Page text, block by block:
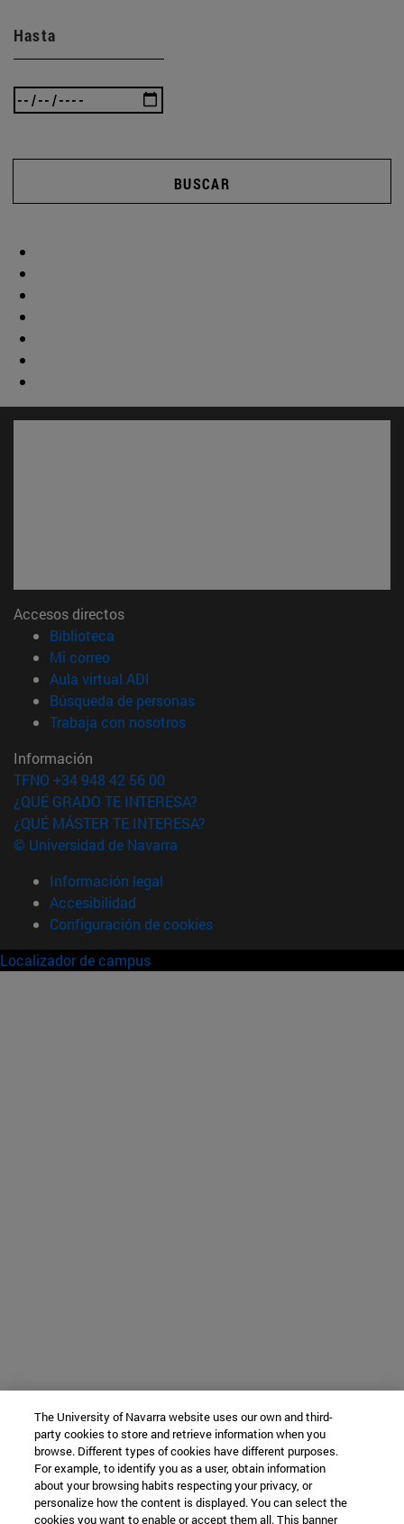
Hasta
BUSCAR
Accesos directos
Biblioteca
Mi correo(abre en nueva ventana)
Aula virtual ADI
Búsqueda de personas(abre en nueva ventana)
Trabaja con nosotros(abre en nueva ventana)
Información
TFNO +34 948 42 56 00
¿QUÉ GRADO TE INTERESA?
¿QUÉ MÁSTER TE INTERESA?
© Universidad de Navarra
Información legal
Accesibilidad
Configuración de cookies
Localizador de campus
The University of Navarra website uses our own and third-
party cookies to store and retrieve information when you
browse. Different types of cookies have different purposes.
For example, to identify you as a user, obtain information
about your browsing habits respecting your privacy, or
personalize how the content is displayed. You can select the
cookies you want to enable or accept them all. This banner